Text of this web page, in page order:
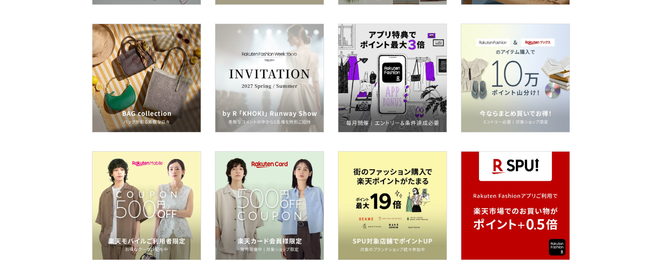
スキンケア
ベースメイク
メイクアップ
ネイル
ボディケア・オーラルケ
ア
フレグランス
メイク道具・美容器具
コフレ・キット・セット
食器・調理器具・キッチ
ン用品
インテリア・生活雑貨
スマホグッズ・オーディ